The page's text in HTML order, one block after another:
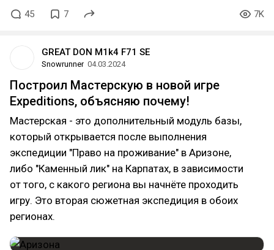
45 7 7K
GREAT DON M1k4 F71 SE
Snowrunner 04.03.2024
Построил Мастерскую в новой игре
Expeditions, объясняю почему!
Мастерская - это дополнительный модуль базы,
который открывается после выполнения
экспедиции "Право на проживание" в Аризоне,
либо "Каменный лик" на Карпатах, в зависимости
от того, с какого региона вы начнёте проходить
игру. Это вторая сюжетная экспедиция в обоих
регионах.